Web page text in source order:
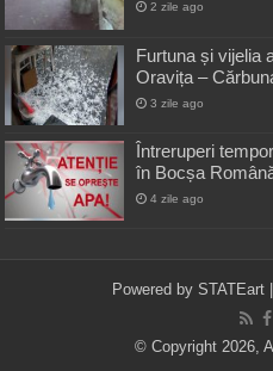
2 zile ago
Furtuna și vijelia
Oravița –
3 zile ago
Întreruperi
în Bocșa
4 zile ago
Powered by STATEart|
© Copyright 2026,